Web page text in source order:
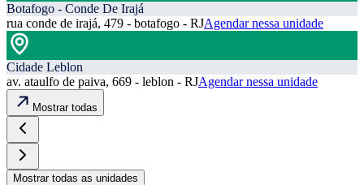
Botafogo - Conde De Irajá
rua conde de irajá, 479 - botafogo - RJAgendar nessa unidade
Cidade Leblon
av. ataulfo de paiva, 669 - leblon - RJAgendar nessa unidade
Mostrar todas
Mostrar todas as unidades